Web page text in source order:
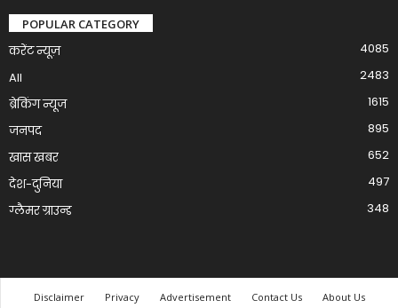
POPULAR CATEGORY
करेंट न्यूज़
4085
All
2483
ब्रेकिंग न्यूज
1615
जनपद
895
खास खबर
652
देश-दुनिया
497
ग्लैमर ग्राउन्ड
348
Disclaimer Privacy Advertisement Contact Us About Us